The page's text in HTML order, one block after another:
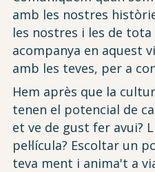
amb les nostres
les nostres i les de
acompanya en aquest
amb les teves, per a
Hem après que la
tenen el potencial de
et ve de gust fer avui?
pel·lícula? Escoltar un
teva ment i anima't a